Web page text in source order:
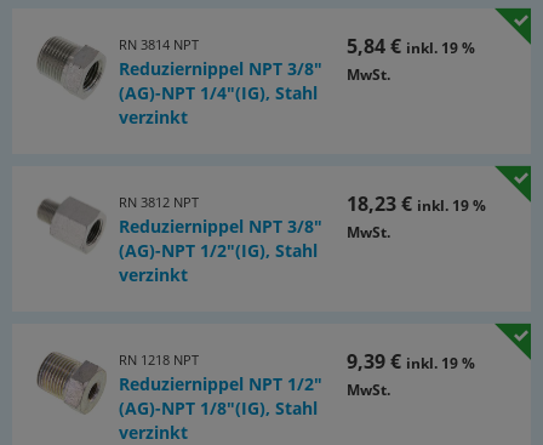
RN 3814 NPT
Reduziernippel NPT 3/8"
(AG)-NPT 1/4"(IG), Stahl
verzinkt
5,84 € inkl. 19 %
MwSt.
RN 3812 NPT
Reduziernippel NPT 3/8"
(AG)-NPT 1/2"(IG), Stahl
verzinkt
18,23 € inkl. 19 %
MwSt.
RN 1218 NPT
Reduziernippel NPT 1/2"
(AG)-NPT 1/8"(IG), Stahl
verzinkt
9,39 € inkl. 19 %
MwSt.